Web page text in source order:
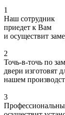
1
Наш сотрудник
приедет к Вам
и осуществит
2
Точь-в-точь по
двери изготовят
нашем
3